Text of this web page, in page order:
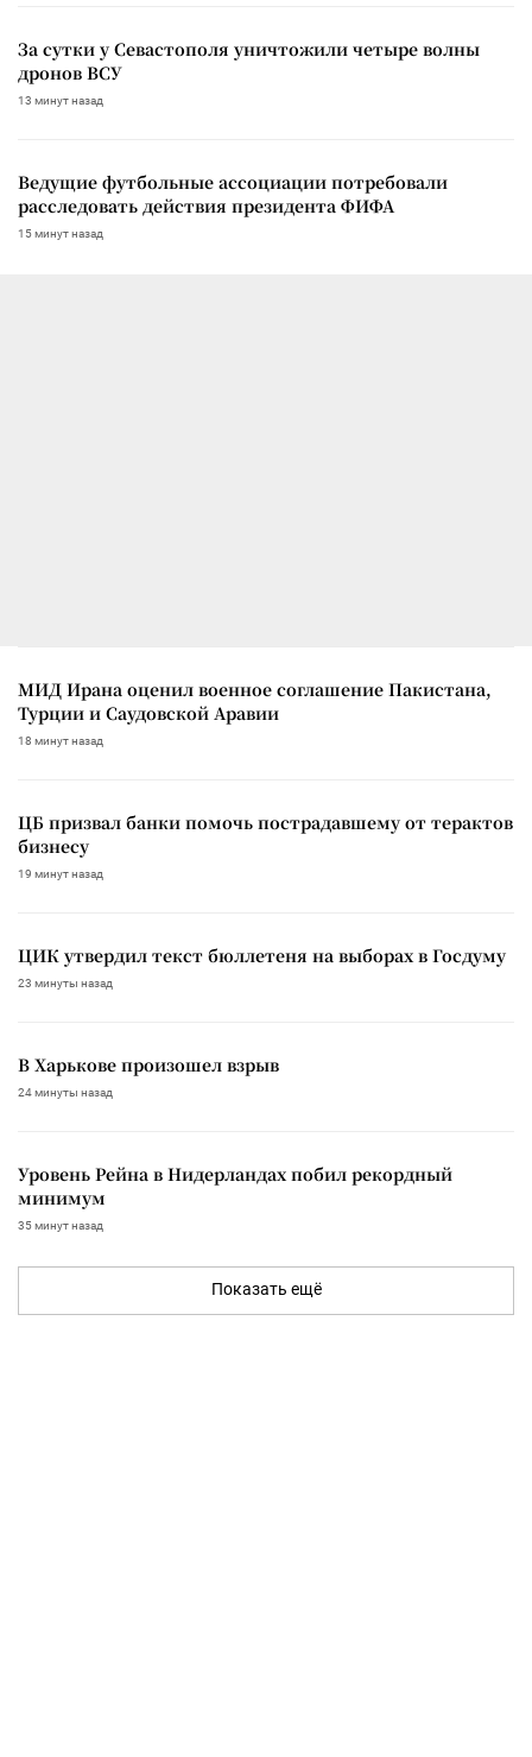
За сутки у Севастополя уничтожили четыре волны
дронов ВСУ
13 минут назад
Ведущие футбольные ассоциации потребовали
расследовать действия президента ФИФА
15 минут назад
МИД Ирана оценил военное соглашение Пакистана,
Турции и Саудовской Аравии
18 минут назад
ЦБ призвал банки помочь пострадавшему от терактов
бизнесу
19 минут назад
ЦИК утвердил текст бюллетеня на выборах в Госдуму
23 минуты назад
В Харькове произошел взрыв
24 минуты назад
Уровень Рейна в Нидерландах побил рекордный
минимум
35 минут назад
Показать ещё